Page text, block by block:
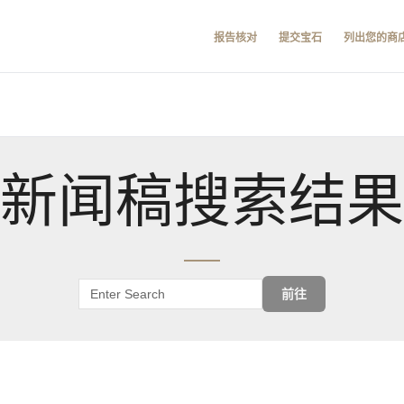
报告核对 提交宝石 列出您的商
新闻稿搜索结果
前往